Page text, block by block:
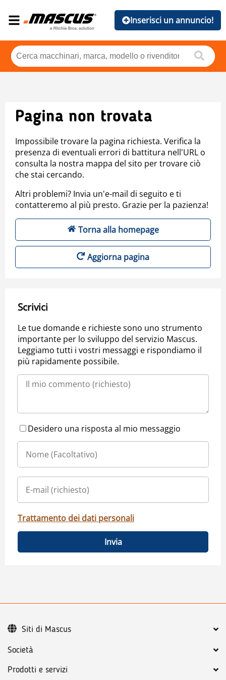
Inserisci un annuncio!
Pagina non trovata
Impossibile trovare la pagina richiesta. Verifica la
presenza di eventuali errori di battitura nell'URL o
consulta la nostra mappa del sito per trovare ciò
che stai cercando.
Altri problemi? Invia un'e-mail di seguito e ti
contatteremo al più presto. Grazie per la pazienza!
Torna alla homepage
Aggiorna pagina
Scrivici
Le tue domande e richieste sono uno strumento
importante per lo sviluppo del servizio Mascus.
Leggiamo tutti i vostri messaggi e rispondiamo il
più rapidamente possibile.
Desidero una risposta al mio messaggio
Trattamento dei dati personali
Invia
Società
Prodotti e servizi
Siti di Mascus